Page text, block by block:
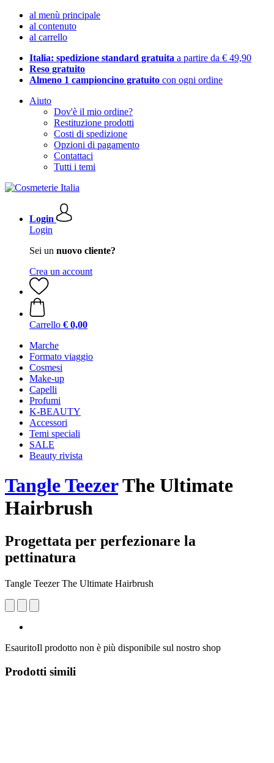
al menù principale
al contenuto
al carrello
Italia: spedizione standard gratuita a partire da € 49,90
Reso gratuito
Almeno 1 campioncino gratuito con ogni ordine
Aiuto
Dov'è il mio ordine?
Restituzione prodotti
Costi di spedizione
Opzioni di pagamento
Contattaci
Tutti i temi
Login
Login
Sei un nuovo cliente?
Crea un account
Carrello € 0,00
Marche
Formato viaggio
Cosmesi
Make-up
Capelli
Profumi
K-BEAUTY
Accessori
Temi speciali
SALE
Beauty rivista
Tangle TeezerThe Ultimate
Hairbrush
Progettata per perfezionare la
pettinatura
Tangle Teezer The Ultimate Hairbrush
EsauritoIl prodotto non è più disponibile sul nostro shop
Prodotti simili